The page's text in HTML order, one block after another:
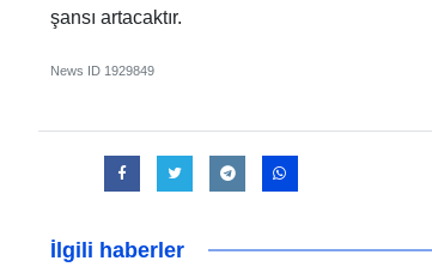
şansı artacaktır.
News ID 1929849
İlgili haberler